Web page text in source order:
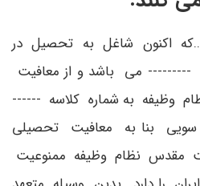
اکنون شاغل به تحصیل در
می باشد و از معافیت
وظیفه به شماره کلاسه ------
سویی بنا به معافیت تحصیلی
مقدس نظام وظیفه ممنوعیت